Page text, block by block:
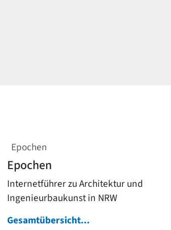
Epochen
Epochen
Internetführer zu Architektur und
Ingenieurbaukunst in NRW
Gesamtübersicht...